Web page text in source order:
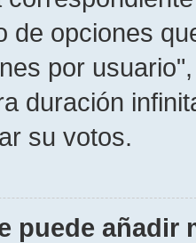
de opciones
por
duración
su votos.
puede añadir